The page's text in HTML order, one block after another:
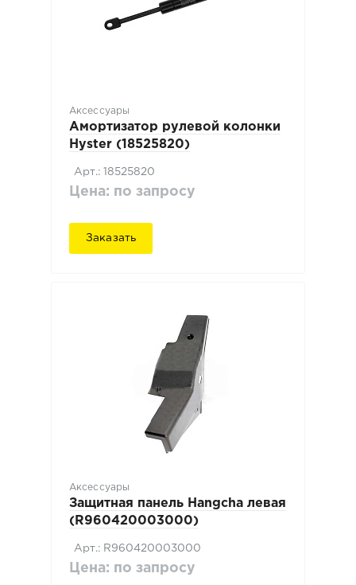
Аксессуары
Амортизатор рулевой колонки
Hyster (18525820)
Арт.: 18525820
Цена: по запросу
Заказать
Аксессуары
Защитная панель Hangcha левая
(R960420003000)
Арт.: R960420003000
Цена: по запросу